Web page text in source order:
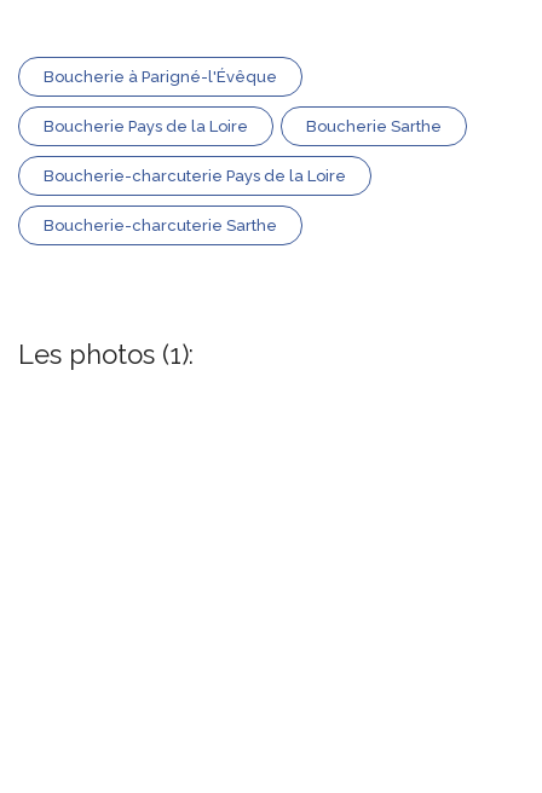
Boucherie à Parigné-l'Évêque
Boucherie Pays de la Loire Boucherie Sarthe
Boucherie-charcuterie Pays de la Loire
Boucherie-charcuterie Sarthe
Les photos (1):